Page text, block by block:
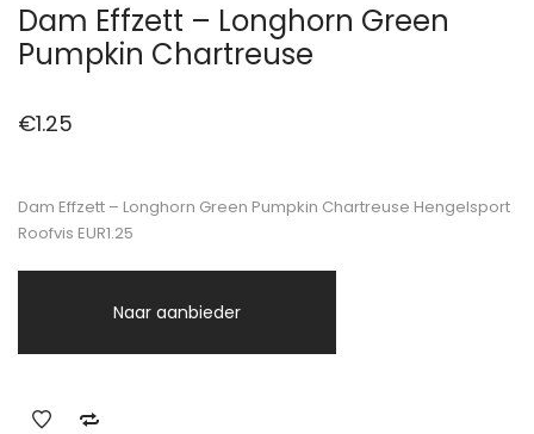
Dam Effzett – Longhorn Green
Pumpkin Chartreuse
€1.25
Dam Effzett – Longhorn Green Pumpkin Chartreuse Hengelsport
Roofvis EUR1.25
Naar aanbieder